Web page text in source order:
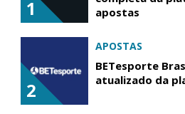
1
apostas
2
APOSTAS
BETesporte
atualizado da